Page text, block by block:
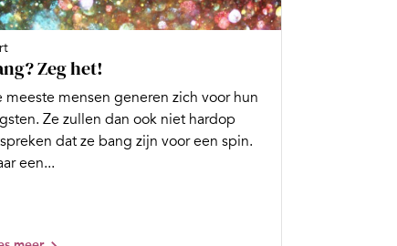
Zeg het!
meeste mensen generen zich voor hun
Ze zullen dan ook niet hardop
dat ze bang zijn voor een spin.
een...